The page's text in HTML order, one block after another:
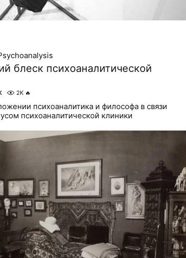
блеск психоаналитической
2K 🔥
психоаналитика и философа в связи
психоаналитической клиники